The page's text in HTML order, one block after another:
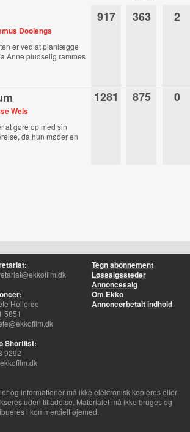
Doolengs
er ved at planlægge
Anne pludselig rammes
917 363 2
Weis
at gøre op med sin
da hun møder en
1281 875 0
Hellerøe
5851
Shortlist:
9292
Tegn abonnement
Løssalgssteder
Annoncesalg
Om Ekko
Annoncørbetalt indhold
og informationer må ikke elektronisk kopieres eller
uden tilladelse. Materialet må ikke bruges og
i kommercielt øjemed.